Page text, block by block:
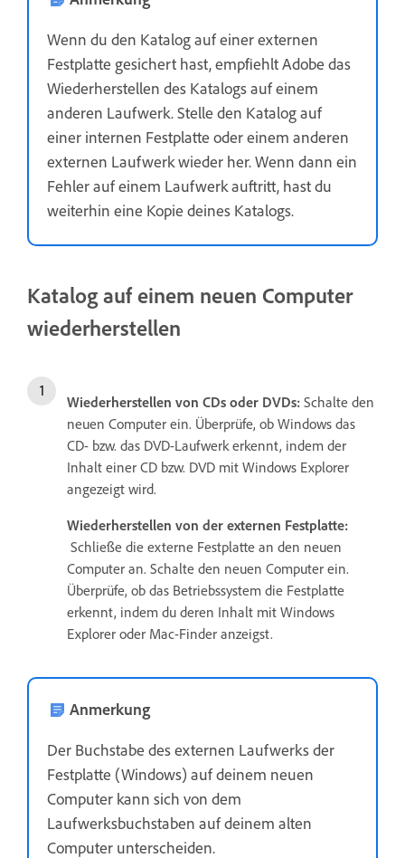
Wenn du den Katalog auf einer externen
Festplatte gesichert hast, empfiehlt Adobe das
Wiederherstellen des Katalogs auf einem
anderen Laufwerk. Stelle den Katalog auf
einer internen Festplatte oder einem anderen
externen Laufwerk wieder her. Wenn dann ein
Fehler auf einem Laufwerk auftritt, hast du
weiterhin eine Kopie deines Katalogs.
Katalog auf einem neuen Computer
wiederherstellen
Wiederherstellen von CDs oder DVDs: Schalte den
neuen Computer ein. Überprüfe, ob Windows das
CD- bzw. das DVD-Laufwerk erkennt, indem der
Inhalt einer CD bzw. DVD mit Windows Explorer
angezeigt wird.
Wiederherstellen von der externen Festplatte:
Schließe die externe Festplatte an den neuen
Computer an. Schalte den neuen Computer ein.
Überprüfe, ob das Betriebssystem die Festplatte
erkennt, indem du deren Inhalt mit Windows
Explorer oder Mac-Finder anzeigst.
Anmerkung
Der Buchstabe des externen Laufwerks der
Festplatte (Windows) auf deinem neuen
Computer kann sich von dem
Laufwerksbuchstaben auf deinem alten
Computer unterscheiden.